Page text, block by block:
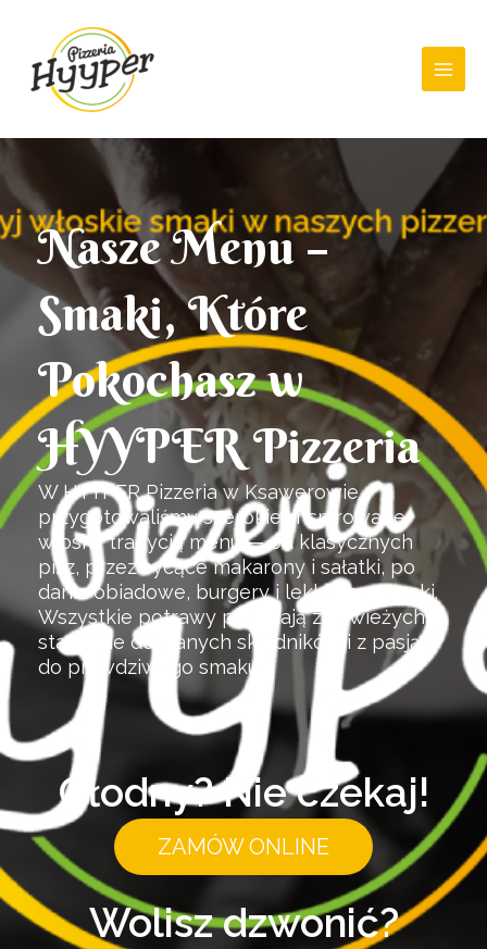
content
Nasze Menu –
Smaki, Które
Pokochasz w
HYYPER Pizzeria
W HYYPER Pizzeria w Ksawerowie
przygotowaliśmy szerokie, inspirowane
włoską tradycją menu — od klasycznych
pizz, przez sycące makarony i sałatki, po
dania obiadowe, burgery i lekkie przekąski.
Wszystkie potrawy powstają ze świeżych,
starannie dobranych składników i z pasją
do prawdziwego smaku.
Głodny? Nie czekaj!
ZAMÓW ONLINE
Wolisz dzwonić?